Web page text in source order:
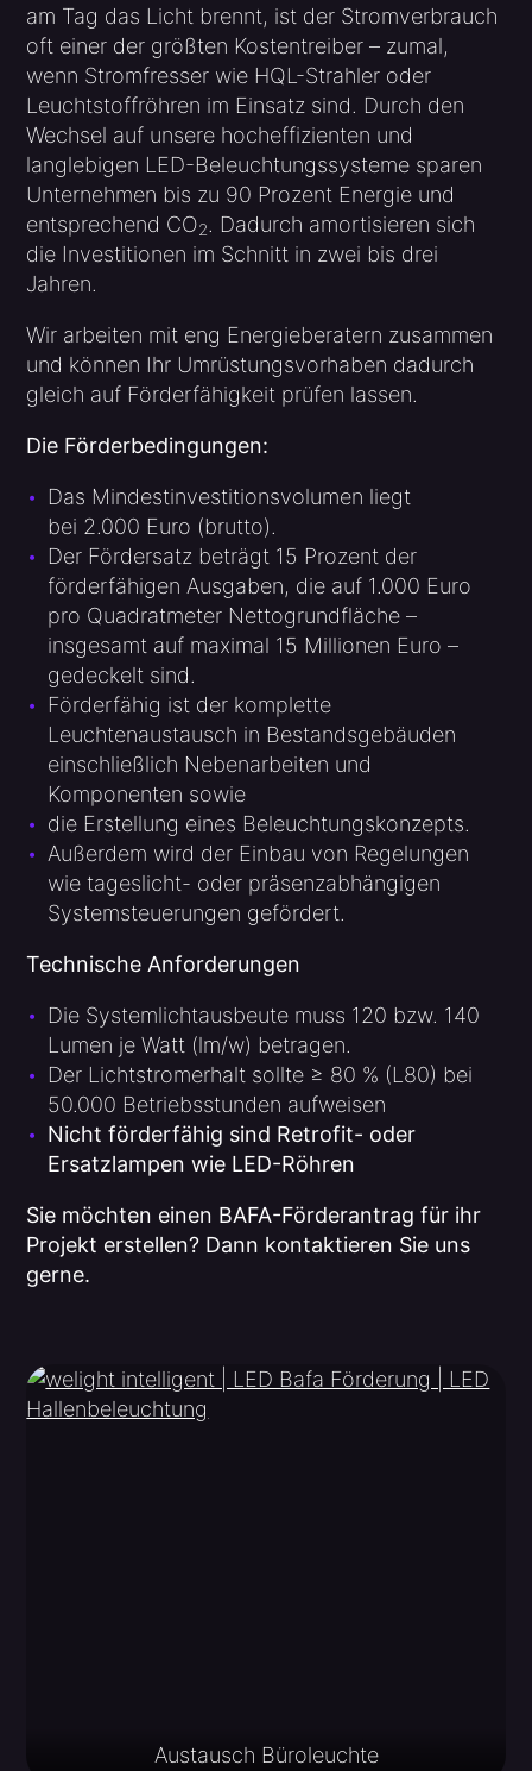
am Tag das Licht brennt, ist der Stromverbrauch
oft einer der größten Kostentreiber – zumal,
wenn Stromfresser wie HQL-Strahler oder
Leuchtstoffröhren im Einsatz sind. Durch den
Wechsel auf unsere hocheffizienten und
langlebigen LED-Beleuchtungssysteme sparen
Unternehmen bis zu 90 Prozent Energie und
entsprechend CO2. Dadurch amortisieren sich
die Investitionen im Schnitt in zwei bis drei
Jahren.
Wir arbeiten mit eng Energieberatern zusammen
und können Ihr Umrüstungsvorhaben dadurch
gleich auf Förderfähigkeit prüfen lassen.
Die Förderbedingungen:
Das Mindestinvestitionsvolumen liegt
bei 2.000 Euro (brutto).
Der Fördersatz beträgt 15 Prozent der
förderfähigen Ausgaben, die auf 1.000 Euro
pro Quadratmeter Nettogrundfläche –
insgesamt auf maximal 15 Millionen Euro –
gedeckelt sind.
Förderfähig ist der komplette
Leuchtenaustausch in Bestandsgebäuden
einschließlich Nebenarbeiten und
Komponenten sowie
die Erstellung eines Beleuchtungskonzepts.
Außerdem wird der Einbau von Regelungen
wie tageslicht- oder präsenzabhängigen
Systemsteuerungen gefördert.
Technische Anforderungen
Die Systemlichtausbeute muss 120 bzw. 140
Lumen je Watt (lm/w) betragen.
Der Lichtstromerhalt sollte ≥ 80 % (L80) bei
50.000 Betriebsstunden aufweisen
Nicht förderfähig sind Retrofit- oder
Ersatzlampen wie LED-Röhren
Sie möchten einen BAFA-Förderantrag für ihr
Projekt erstellen? Dann kontaktieren Sie uns
gerne.
Austausch Büroleuchte